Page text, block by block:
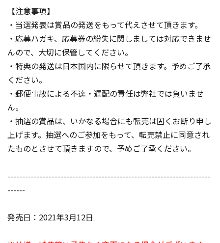
【注意事項】
・当選発表は賞品の発送をもって代えさせて頂きます。
・応募ハガキ、応募券の紛失に関しましては対応できませ
んので、大切に保管してください。
・特典の発送は日本国内に限らせて頂きます。予めご了承
ください。
・郵便事故による不達・遅配の責任は弊社では負いませ
ん。
・抽選の賞品は、いかなる場合にも転売は固くお断り申し
上げます。抽選へのご参加をもって、転売禁止に同意され
たものとさせて頂きますので、予めご了承ください。
---------------------------------------------------------------------
------
発売日：2021年3月12日